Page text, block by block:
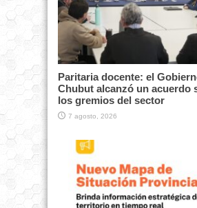
Paritaria docente: el
Chubut alcanzó un acuerdo
los gremios del sector
7 agosto, 2026